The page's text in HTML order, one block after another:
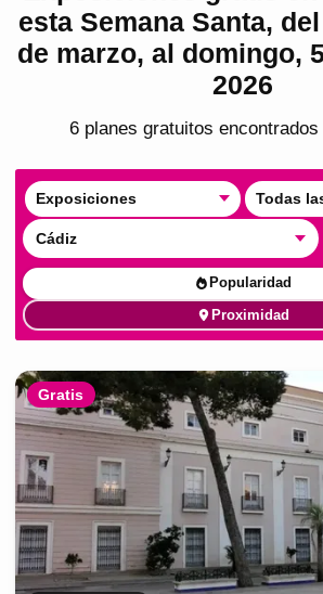
esta Semana Santa,
de marzo, al domingo,
2026
6planes gratuitos encontrados
Exposiciones Todas
Cádiz
Popularidad
Proximidad
Gratis